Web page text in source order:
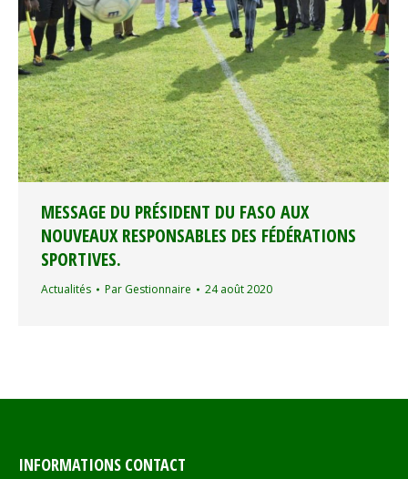
MESSAGE DU PRÉSIDENT DU FASO AUX
NOUVEAUX RESPONSABLES DES FÉDÉRATIONS
SPORTIVES.
Actualités Par Gestionnaire 24 août 2020
INFORMATIONS CONTACT